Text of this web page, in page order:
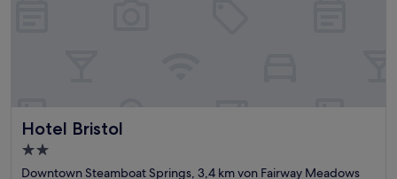
Hotel Bristol
Hotel Bristol
2.0-
Sterne-
Downtown Steamboat Springs, 3,4 km von Fairway Meadows